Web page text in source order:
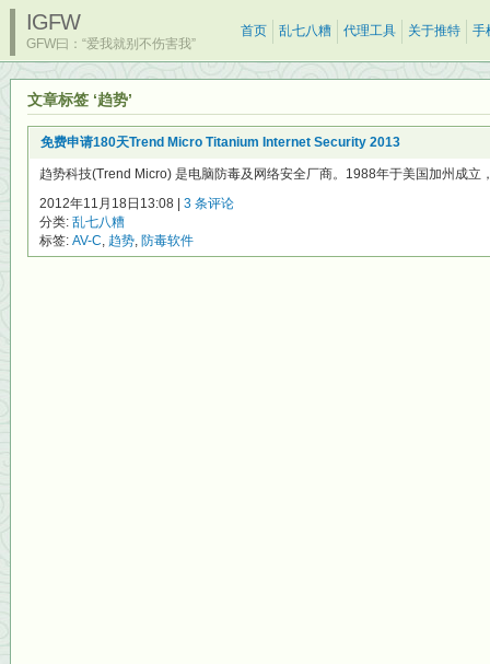
IGFW
GFW曰：“爱我就别不伤害我”
首页 乱七八糟 代理工具 关于推特 手
文章标签 ‘趋势’
免费申请180天Trend Micro Titanium Internet Security 2013
趋势科技(Trend Micro) 是电脑防毒及网络安全厂商。1988年于美国加州成
2012年11月18日13:08 | 3 条评论
分类: 乱七八糟
标签: AV-C, 趋势, 防毒软件